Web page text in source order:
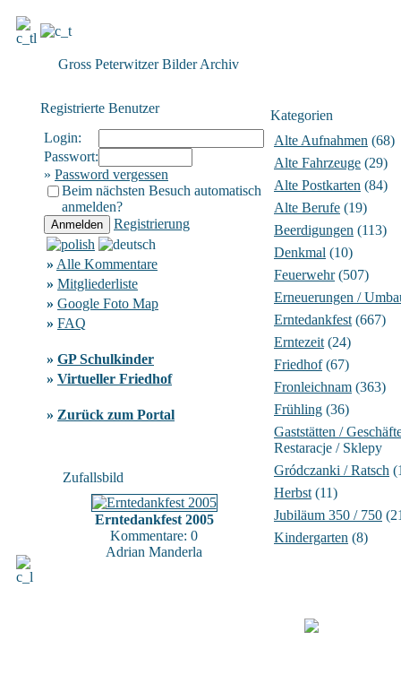
Gross Peterwitzer Bilder Archiv
Registrierte Benutzer
Login:
Passwort:
» Password vergessen
Beim nächsten Besuch automatisch
anmelden?
Registrierung
» Alle Kommentare
» Mitgliederliste
» Google Foto Map
» FAQ
» GP Schulkinder
» Virtueller Friedhof
» Zurück zum Portal
Zufallsbild
Erntedankfest 2005
Kommentare: 0
Adrian Manderla
Kategorien
Alte Aufnahmen (68)
Alte Fahrzeuge (29)
Alte Postkarten (84)
Alte Berufe (19)
Beerdigungen (113)
Denkmal (10)
Feuerwehr(507)
Erneuerungen /
Erntedankfest (667)
Erntezeit (24)
Friedhof(67)
Fronleichnam (363)
Frühling (36)
Gaststätten /
Restaracje / Sklepy
Gródczanki / Ratsch
Herbst (11)
Jubiläum 350 / 750
Kindergarten (8)